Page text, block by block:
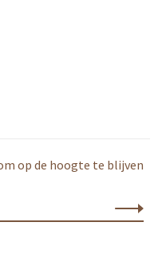
op de hoogte te blijven